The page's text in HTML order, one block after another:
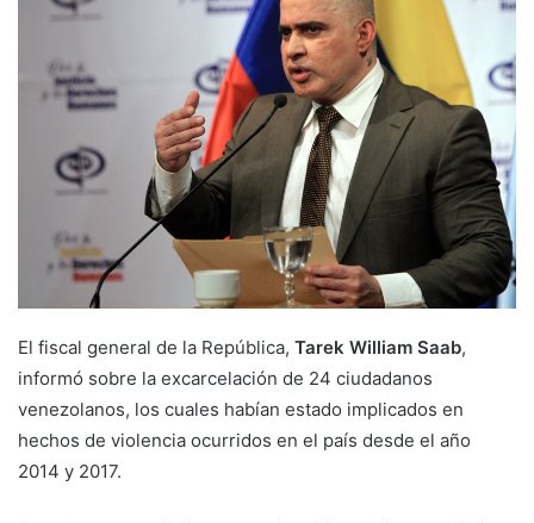
El fiscal general de la República, Tarek William Saab,
informó sobre la excarcelación de 24 ciudadanos
venezolanos, los cuales habían estado implicados en
hechos de violencia ocurridos en el país desde el año
2014 y 2017.